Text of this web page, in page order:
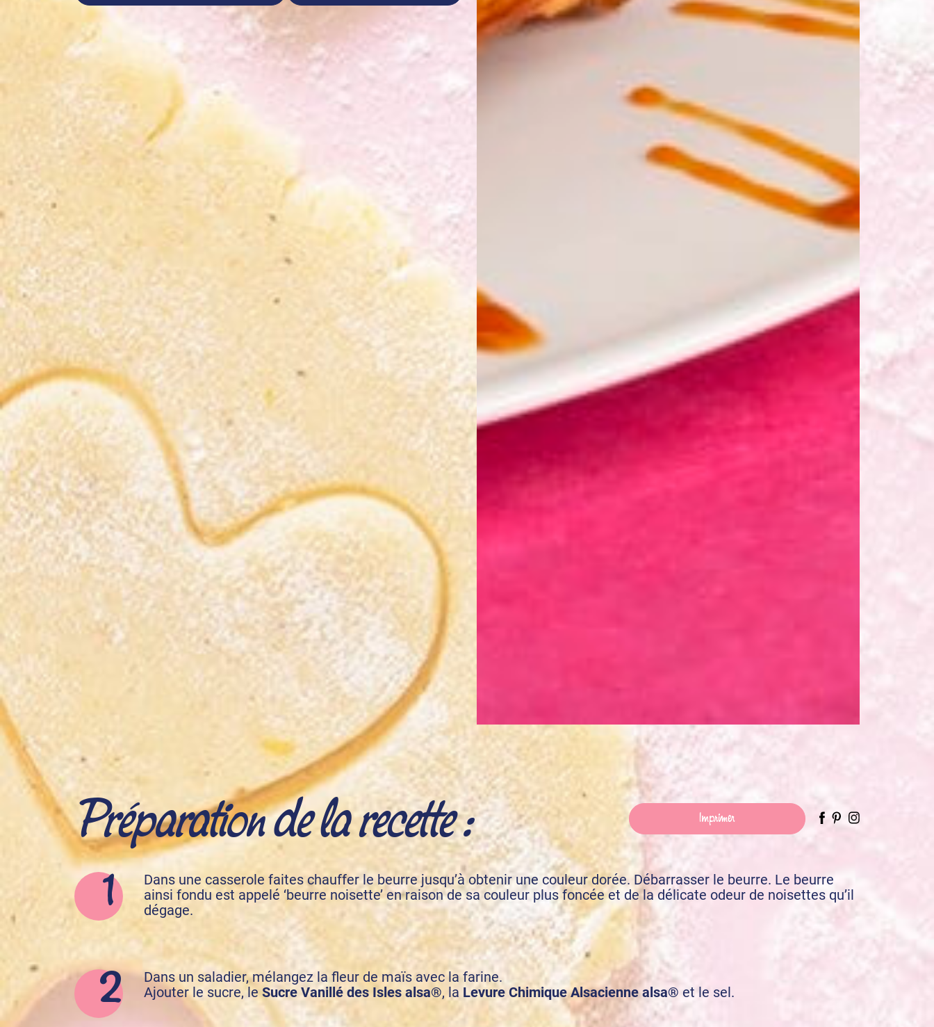
Préparation de la recette : Imprimer
Dans une casserole faites chauffer le beurre jusqu’à obtenir une couleur dorée. Débarrasser le beurre. Le beurre
ainsi fondu est appelé ‘beurre noisette’ en raison de sa couleur plus foncée et de la délicate odeur de noisettes qu’il
dégage.
Dans un saladier, mélangez la fleur de maïs avec la farine.
Ajouter le sucre, le Sucre Vanillé des Isles alsa®, la Levure Chimique Alsacienne alsa® et le sel.